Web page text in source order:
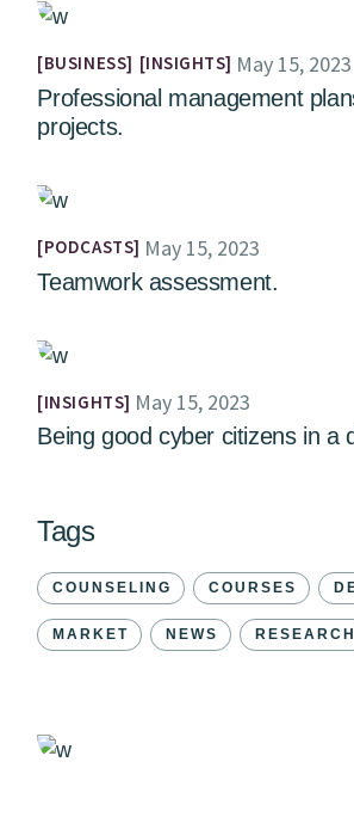
BUSINESS INSIGHTS May 15, 2023
Professional management
projects.
PODCASTS May 15, 2023
Teamwork assessment.
INSIGHTS May 15, 2023
Being good cyber citizens in a
Tags
COUNSELING COURSES
MARKET NEWS RESEARCH